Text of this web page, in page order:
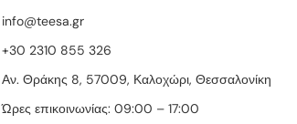
info@teesa.gr
+30 2310 855 326
Αν. Θράκης 8, 57009, Καλοχώρι, Θεσσαλονίκη
Ώρες επικοινωνίας: 09:00 – 17:00